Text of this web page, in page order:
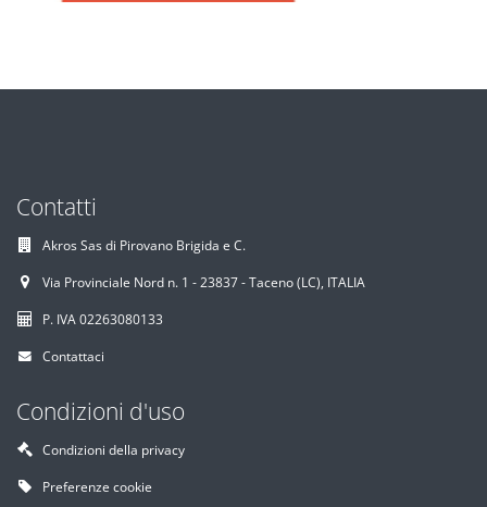
Contatti
Akros Sas di Pirovano Brigida e C.
Via Provinciale Nord n. 1 - 23837 - Taceno (LC), ITALIA
P. IVA 02263080133
Contattaci
Condizioni d'uso
Condizioni della privacy
Preferenze cookie